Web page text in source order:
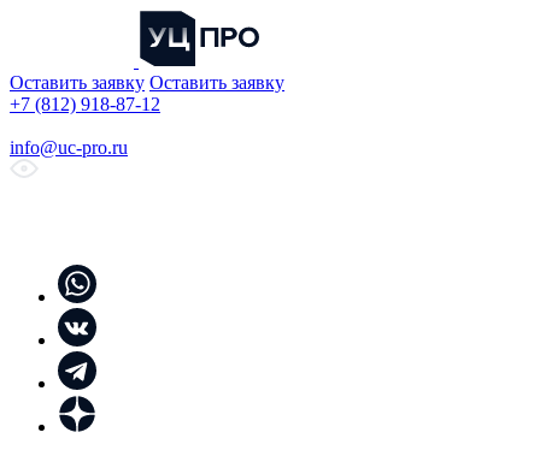
Оставить заявку Оставить заявку
+7 (812) 918-87-12
info@uc-pro.ru